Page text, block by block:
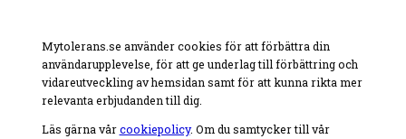
• Kontakta oss gärna för mer information!
Mytolerans.se använder cookies för att förbättra din
användarupplevelse, för att ge underlag till förbättring och
vidareutveckling av hemsidan samt för att kunna rikta mer
relevanta erbjudanden till dig.
Läs gärna vårcookiepolicy. Om du samtycker till vår